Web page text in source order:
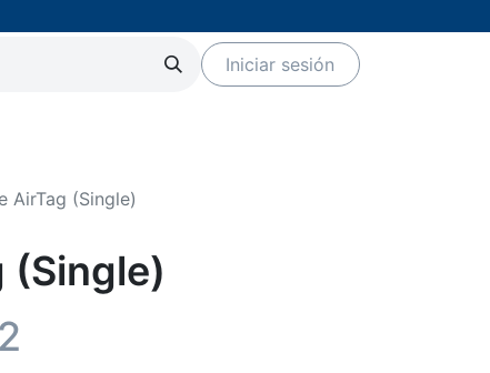
Iniciar sesión
AirTag (Single)
(Single)